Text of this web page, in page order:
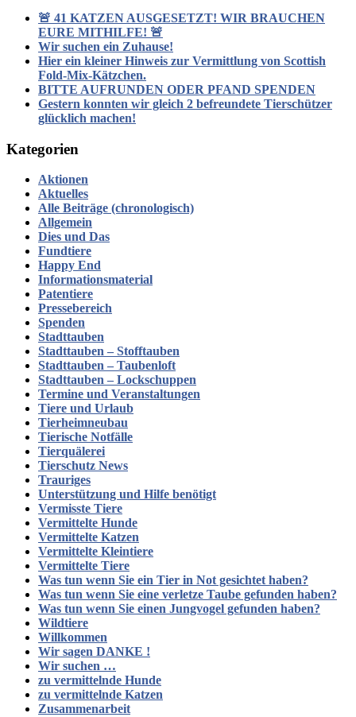
🚨 41 KATZEN AUSGESETZT! WIR BRAUCHEN
EURE MITHILFE! 🚨
Wir suchen ein Zuhause!
Hier ein kleiner Hinweis zur Vermittlung von Scottish
Fold-Mix-Kätzchen.
BITTE AUFRUNDEN ODER PFAND SPENDEN
Gestern konnten wir gleich 2 befreundete Tierschützer
glücklich machen!
Kategorien
Aktionen
Aktuelles
Alle Beiträge (chronologisch)
Allgemein
Dies und Das
Fundtiere
Happy End
Informationsmaterial
Patentiere
Pressebereich
Spenden
Stadttauben
Stadttauben – Stofftauben
Stadttauben – Taubenloft
Stadttauben – Lockschuppen
Termine und Veranstaltungen
Tiere und Urlaub
Tierheimneubau
Tierische Notfälle
Tierquälerei
Tierschutz News
Trauriges
Unterstützung und Hilfe benötigt
Vermisste Tiere
Vermittelte Hunde
Vermittelte Katzen
Vermittelte Kleintiere
Vermittelte Tiere
Was tun wenn Sie ein Tier in Not gesichtet haben?
Was tun wenn Sie eine verletze Taube gefunden haben?
Was tun wenn Sie einen Jungvogel gefunden haben?
Wildtiere
Willkommen
Wir sagen DANKE !
Wir suchen …
zu vermittelnde Hunde
zu vermittelnde Katzen
Zusammenarbeit